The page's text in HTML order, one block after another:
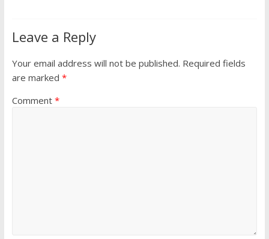
Leave a Reply
Your email address will not be published. Required fields
are marked *
Comment *